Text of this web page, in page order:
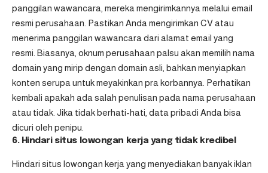
panggilan wawancara, mereka mengirimkannya melalui email
resmi perusahaan. Pastikan Anda mengirimkan CV atau
menerima panggilan wawancara dari alamat email yang
resmi. Biasanya, oknum perusahaan palsu akan memilih nama
domain yang mirip dengan domain asli, bahkan menyiapkan
konten serupa untuk meyakinkan pra korbannya. Perhatikan
kembali apakah ada salah penulisan pada nama perusahaan
atau tidak. Jika tidak berhati-hati, data pribadi Anda bisa
dicuri oleh penipu.
6. Hindari situs lowongan kerja yang tidak kredibel
Hindari situs lowongan kerja yang menyediakan banyak iklan